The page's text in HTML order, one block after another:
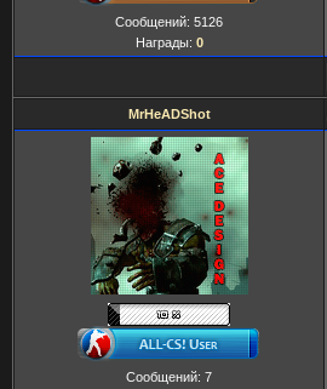
Сообщений: 5126
Награды: 0
MrHeADShot
Сообщений: 7